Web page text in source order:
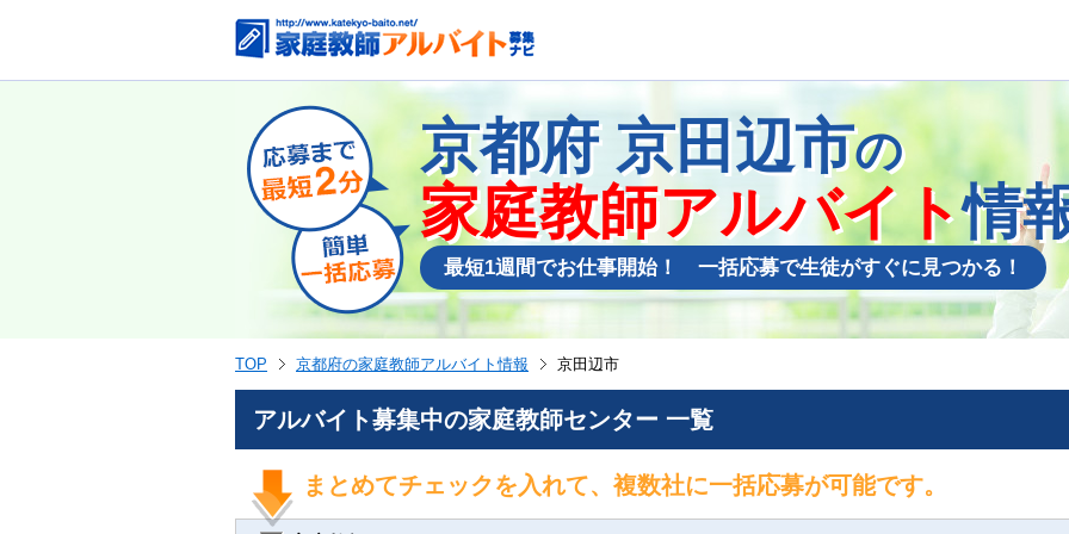
京都府 京田辺市の
家庭教師アルバイト情
最短1週間でお仕事開始！ 一括応募で生徒がすぐに見つかる！
TOP 京都府の家庭教師アルバイト情報 京田辺市
アルバイト募集中の家庭教師センター 一覧
まとめてチェックを入れて、複数社に一括応募が可能です。